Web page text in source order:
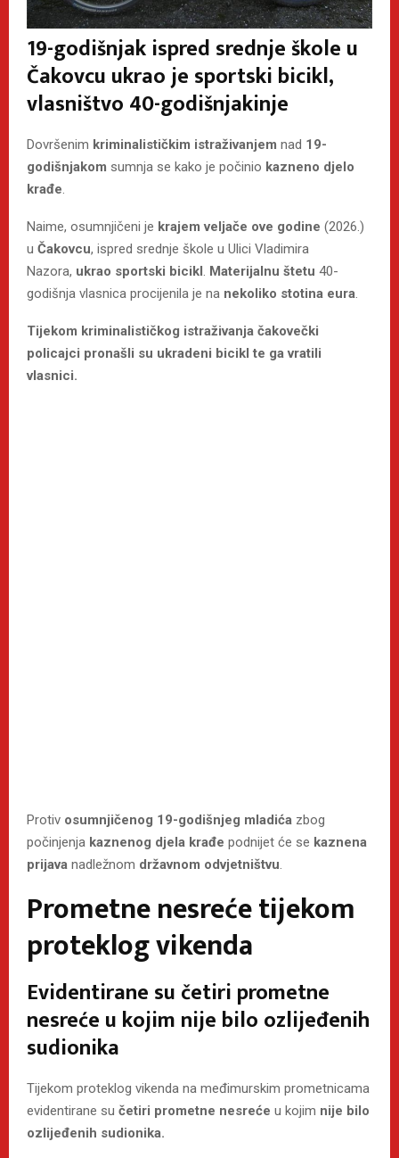
19-godišnjak ispred srednje škole u
Čakovcu ukrao je sportski bicikl,
vlasništvo 40-godišnjakinje
Dovršenim kriminalističkim istraživanjem nad 19-
godišnjakom sumnja se kako je počinio kazneno djelo
krađe.
Naime, osumnjičeni je krajem veljače ove godine (2026.)
u Čakovcu, ispred srednje škole u Ulici Vladimira
Nazora, ukrao sportski bicikl. Materijalnu štetu 40-
godišnja vlasnica procijenila je na nekoliko stotina eura.
Tijekom kriminalističkog istraživanja čakovečki
policajci pronašli su ukradeni bicikl te ga vratili
vlasnici.
Protiv osumnjičenog 19-godišnjeg mladića zbog
počinjenja kaznenog djela krađe podnijet će se kaznena
prijava nadležnom državnom odvjetništvu.
Prometne nesreće tijekom
proteklog vikenda
Evidentirane su četiri prometne
nesreće u kojim nije bilo ozlijeđenih
sudionika
Tijekom proteklog vikenda na međimurskim prometnicama
evidentirane su četiri prometne nesreće u kojim nije bilo
ozlijeđenih sudionika.